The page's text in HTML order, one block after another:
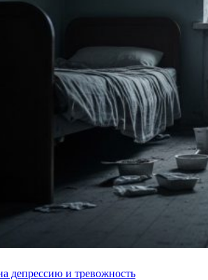
депрессию и тревожность